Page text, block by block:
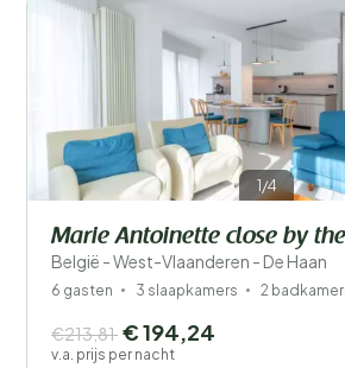
1/4
Marie Antoinette close by
België - West-Vlaanderen - De Haan
6 gasten 3 slaapkamers 2
€213,81 € 194,24
v.a. prijs per nacht